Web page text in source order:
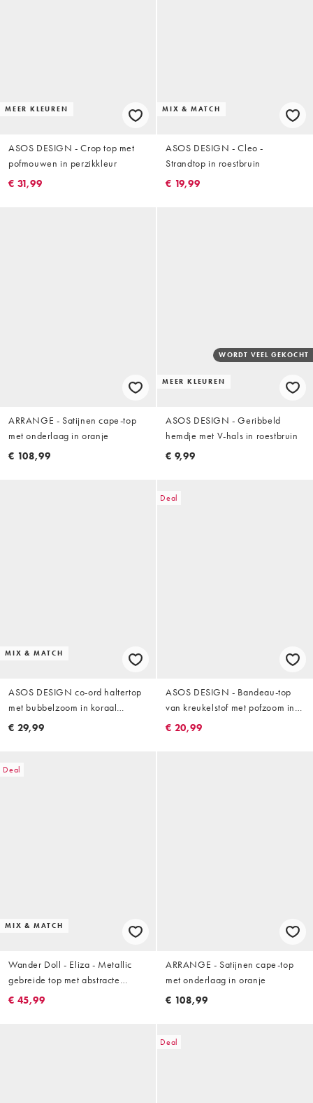
MEER KLEUREN
ASOS DESIGN - Crop top met
pofmouwen in perzikkleur
€ 31,99
MIX & MATCH
ASOS DESIGN - Cleo -
Strandtop in roestbruin
€ 19,99
ARRANGE - Satijnen cape-top
met onderlaag in oranje
€ 108,99
MEER KLEUREN
WORDT VEEL GEKOCHT
ASOS DESIGN - Geribbeld
hemdje met V-hals in roestbruin
€ 9,99
MIX & MATCH
ASOS DESIGN co-ord haltertop
met bubbelzoom in koraal
crinkle
€ 29,99
Deal
ASOS DESIGN - Bandeau-top
van kreukelstof met pofzoom in
roestbruin
€ 20,99
Deal
MIX & MATCH
Wander Doll - Eliza - Metallic
gebreide top met abstracte
details en lage ronde hals in
€ 45,99
ARRANGE - Satijnen cape-top
met onderlaag in oranje
€ 108,99
Deal